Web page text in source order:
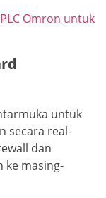
Omron untuk
untuk
secara real-
dan
ke masing-